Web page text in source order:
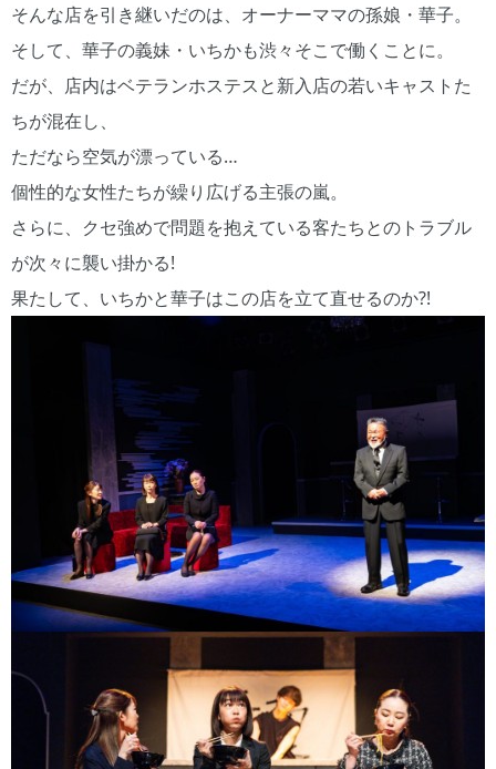
そんな店を引き継いだのは、オーナーママの孫娘・華子。
そして、華子の義妹・いちかも渋々そこで働くことに。
だが、店内はベテランホステスと新入店の若いキャストた
ちが混在し、
ただなら空気が漂っている…
個性的な女性たちが繰り広げる主張の嵐。
さらに、クセ強めで問題を抱えている客たちとのトラブル
が次々に襲い掛かる!
果たして、いちかと華子はこの店を立て直せるのか?!